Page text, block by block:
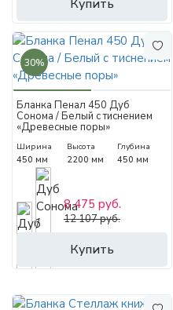
Купить
30%
Бланка Пенал 450 Дуб
Сонома / Белый с тиснением
«Древесные поры»
Ширина
450 мм
Высота
2200 мм
Глубина
450 мм
Купить
8 475 руб.
12 107 руб.